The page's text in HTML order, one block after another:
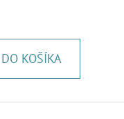
DO KOŠÍKA